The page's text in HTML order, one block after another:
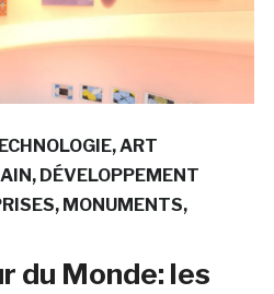
ART
DÉVELOPPEMENT
MONUMENTS
du Monde: les